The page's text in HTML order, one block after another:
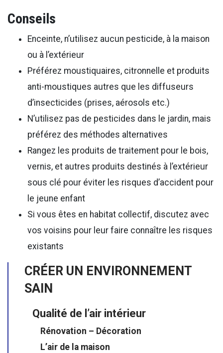
Conseils
Enceinte, n’utilisez aucun pesticide, à la maison
ou à l’extérieur
Préférez moustiquaires, citronnelle et produits
anti-moustiques autres que les diffuseurs
d’insecticides (prises, aérosols etc.)
N’utilisez pas de pesticides dans le jardin, mais
préférez des méthodes alternatives
Rangez les produits de traitement pour le bois,
vernis, et autres produits destinés à l’extérieur
sous clé pour éviter les risques d’accident pour
le jeune enfant
Si vous êtes en habitat collectif, discutez avec
vos voisins pour leur faire connaître les risques
existants
CRÉER UN ENVIRONNEMENT
SAIN
Qualité de l’air intérieur
Rénovation – Décoration
L’air de la maison